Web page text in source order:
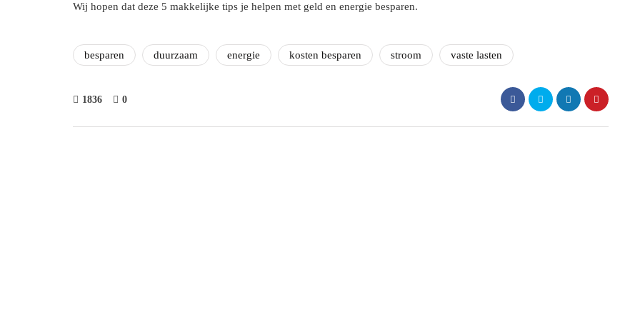
Wij hopen dat deze 5 makkelijke tips je helpen met geld en energie besparen.
besparen duurzaam energie kosten besparen stroom vaste lasten
1836 0